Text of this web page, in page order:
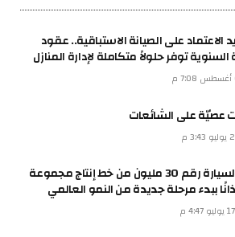
الاعتماد على الصيانة الاستباقية.. عقود
السنوية توفر حلولاً متكاملة لإدارة المنازل
عصيّة على الشائعات
خروج السيارة رقم 30 مليون من خط إنتاج مجموعة